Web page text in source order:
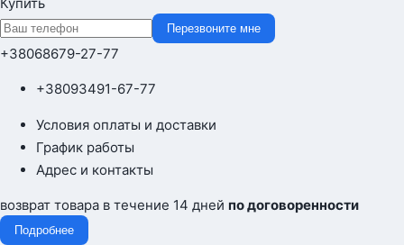
Перезвоните мне
+38068679-27-77
+38093491-67-77
Условия оплаты и доставки
График работы
Адрес и контакты
возврат товара в течение 14 дней по договоренности
Подробнее